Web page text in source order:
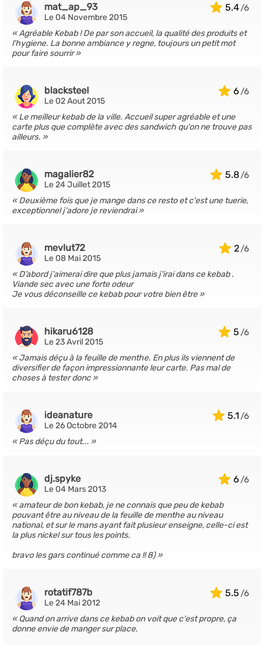
5.4
mat_ap_93
Le 04 Novembre 2015
Agréable Kebab ! De par son accueil, la qualité des produits et
l'hygiene. La bonne ambiance y regne, toujours un petit mot
pour faire sourrir
6
blacksteel
Le 02 Aout 2015
Le meilleur kebab de la ville. Accueil super agréable et une
carte plus que complète avec des sandwich qu'on ne trouve pas
ailleurs.
5.8
magalier82
Le 24 Juillet 2015
Deuxième fois que je mange dans ce resto et c'est une tuerie,
exceptionnel j'adore je reviendrai
2
mevlut72
Le 08 Mai 2015
D’abord j'aimerai dire que plus jamais j'irai dans ce kebab .
Viande sec avec une forte odeur
Je vous déconseille ce kebab pour votre bien être
5
hikaru6128
Le 23 Avril 2015
Jamais déçu à la feuille de menthe. En plus ils viennent de
diversifier de façon impressionnante leur carte. Pas mal de
choses à tester donc
5.1
ideanature
Le 26 Octobre 2014
Pas déçu du tout...
6
dj.spyke
Le 04 Mars 2013
amateur de bon kebab, je ne connais que peu de kebab
pouvant être au niveau de la feuille de menthe au niveau
national, et sur le mans ayant fait plusieur enseigne, celle-ci est
la plus nickel sur tous les points.
bravo les gars continué comme ca !! 8)
5.5
rotatif787b
Le 24 Mai 2012
Quand on arrive dans ce kebab on voit que c'est propre, ça
donne envie de manger sur place.